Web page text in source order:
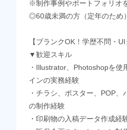
※制作事例やポートフォリオ
◎60歳未満の方（定年のため）
【ブランクOK！学歴不問・UI
▼歓迎スキル
・Illustrator、Photoshopを使
インの実務経験
・チラシ、ポスター、POP
の制作経験
・印刷物の入稿データ作成経